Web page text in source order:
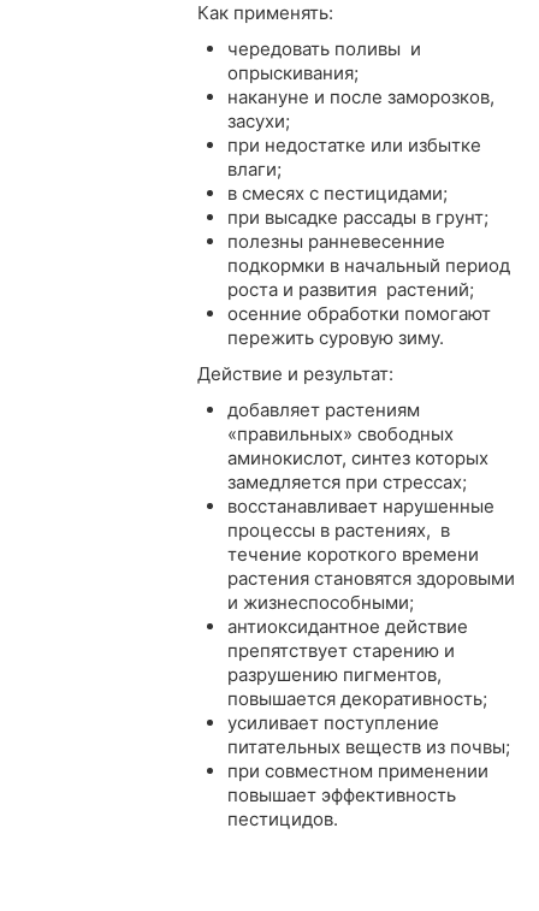
Как применять:
чередовать поливы и
опрыскивания;
накануне и после заморозков,
засухи;
при недостатке или избытке
влаги;
в смесях с пестицидами;
при высадке рассады в грунт;
полезны ранневесенние
подкормки в начальный период
роста и развития растений;
осенние обработки помогают
пережить суровую зиму.
Действие и результат:
добавляет растениям
«правильных» свободных
аминокислот, синтез которых
замедляется при стрессах;
восстанавливает нарушенные
процессы в растениях, в
течение короткого времени
растения становятся здоровыми
и жизнеспособными;
антиоксидантное действие
препятствует старению и
разрушению пигментов,
повышается декоративность;
усиливает поступление
питательных веществ из почвы;
при совместном применении
повышает эффективность
пестицидов.